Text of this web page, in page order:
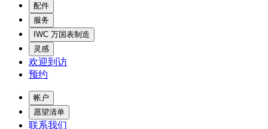
配件
服务
IWC 万国表制造
灵感
欢迎到访
预约
帐户
愿望清单
联系我们